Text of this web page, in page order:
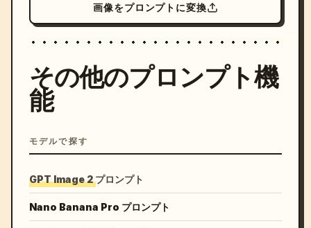
画像をプロンプトに変換
その他のプロンプト機
能
モデルで探す
GPT Image 2 プロンプト
Nano Banana Pro プロンプト